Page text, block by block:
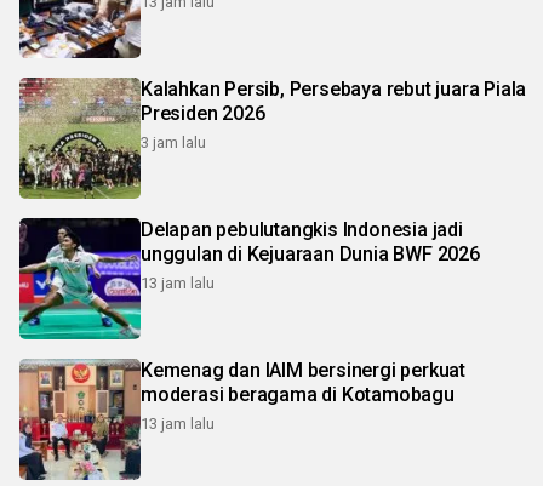
Kalahkan Persib, Persebaya rebut juara Piala
Presiden 2026
3 jam lalu
Delapan pebulutangkis Indonesia jadi
unggulan di Kejuaraan Dunia BWF 2026
13 jam lalu
Kemenag dan IAIM bersinergi perkuat
moderasi beragama di Kotamobagu
13 jam lalu